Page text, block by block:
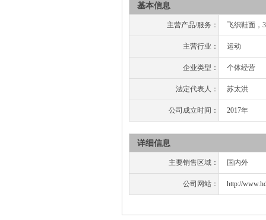
基本信息
主营产品/服务： 飞织鞋面，
主营行业： 运动
企业类型： 个体经营
法定代表人： 苏太洪
公司成立时间： 2017年
详细信息
主要销售区域： 国内外
公司网站： http://